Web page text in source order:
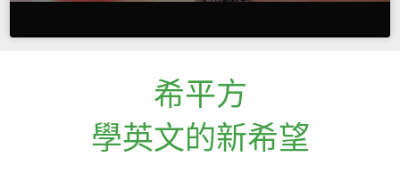
希平方
學英文的新希望